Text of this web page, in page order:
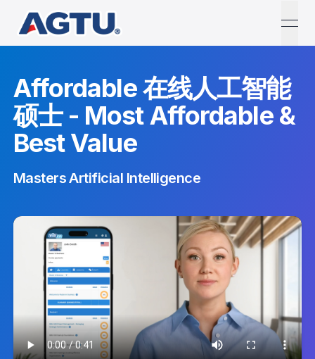
Affordable 在线人工智能
硕士 - Most Affordable &
Best Value
Masters Artificial Intelligence